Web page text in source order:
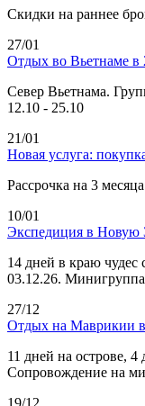
Скидки на раннее
27/01
Отдых во Вьетнаме в
Север Вьетнама.
12.10 - 25.10
21/01
Новая услуга:
Рассрочка на 3
10/01
Экспедиция в Новую
14 дней в краю чудес
03.12.26. Минигруппа
27/12
Отдых на Маврикии
11 дней на острове,
Сопровождение на
19/12